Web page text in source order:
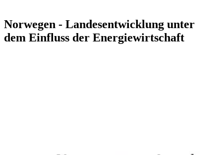
Norwegen - Landesentwicklung unter
dem Einfluss der Energiewirtschaft